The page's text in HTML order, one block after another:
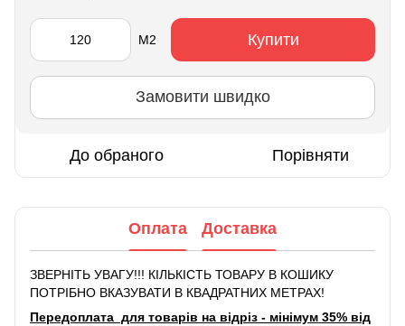
М2 Купити
Замовити швидко
До обраного Порівняти
Оплата Доставка
ЗВЕРНІТЬ УВАГУ!!! КІЛЬКІСТЬ ТОВАРУ В КОШИКУ
ПОТРІБНО ВКАЗУВАТИ В КВАДРАТНИХ МЕТРАХ!
Передоплата для товарів на відріз - мінімум 35% від